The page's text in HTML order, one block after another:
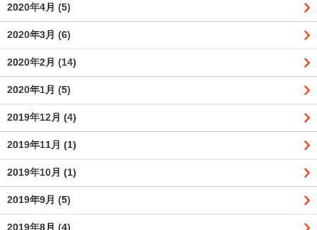
2020年4月 (5)
2020年3月 (6)
2020年2月 (14)
2020年1月 (5)
2019年12月 (4)
2019年11月 (1)
2019年10月 (1)
2019年9月 (5)
2019年8月 (4)